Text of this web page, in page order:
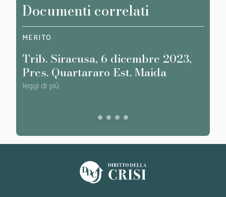
Documenti correlati
MERITO
Trib. Siracusa, 6 dicembre 2023,
Pres. Quartararo Est. Maida
leggi di più